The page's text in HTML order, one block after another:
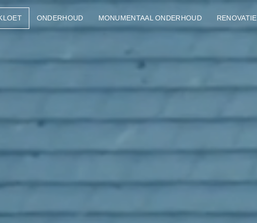
ONDERHOUD MONUMENTAAL ONDERHOUD RENOVATIE